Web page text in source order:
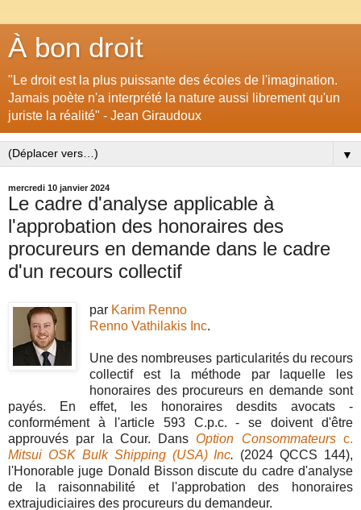
À bon droit
"Le droit est la plus puissante des écoles de l'imagination.
Jamais poète n'a interprété la nature aussi librement qu'un
juriste la réalité" - Jean Giraudoux
▼
mercredi 10 janvier 2024
Le cadre d'analyse applicable à
l'approbation des honoraires des
procureurs en demande dans le cadre
d'un recours collectif
par Karim Renno
Renno Vathilakis Inc.
Une des nombreuses particularités du recours
collectif est la méthode par laquelle les
honoraires des procureurs en demande sont
payés. En effet, les honoraires desdits avocats -
conformément à l'article 593 C.p.c. - se doivent d'être
approuvés par la Cour. DansOption Consommateursc.
Mitsui OSK Bulk Shipping (USA) Inc. (2024 QCCS 144),
l'Honorable juge Donald Bisson discute du cadre d'analyse
de la raisonnabilité et l'approbation des honoraires
extrajudiciaires des procureurs du demandeur.